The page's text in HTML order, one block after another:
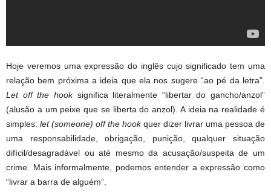
Hoje veremos uma expressão do inglês cujo significado tem uma
relação bem próxima a ideia que ela nos sugere “ao pé da letra”.
Let off the hooksignifica literalmente “libertar do gancho/anzol”
(alusão a um peixe que se liberta do anzol). A ideia na realidade é
simples: let (someone) off the hookquer dizer livrar uma pessoa de
uma responsabilidade, obrigação, punição, qualquer situação
difícil/desagradável ou até mesmo da acusação/suspeita de um
crime. Mais informalmente, podemos entender a expressão como
“livrar a barra de alguém”.